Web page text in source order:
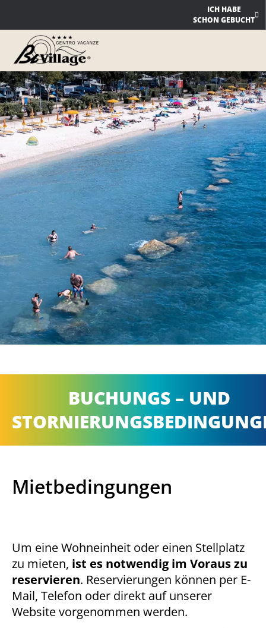
springen
ICH HABE
SCHON GEBUCHT
BUCHUNGS – UND
Mietbedingungen
Um eine Wohneinheit oder einen Stellplatz
zu mieten, ist es notwendig im Voraus zu
reservieren. Reservierungen können per E-
Mail, Telefon oder direkt auf unserer
Website vorgenommen werden.